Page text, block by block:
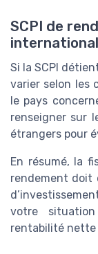
SCPI de
Si la SCPI
varier selon les
le pays
renseigner sur
étrangers pour
En résumé, la
rendement doit
votre situation
rentabilité nette